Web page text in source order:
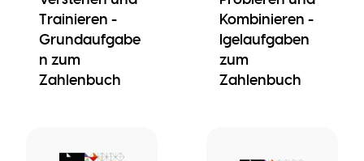
Trainieren -
Grundaufgabe
n zum
Zahlenbuch
Kombinieren -
Igelaufgaben
zum
Zahlenbuch